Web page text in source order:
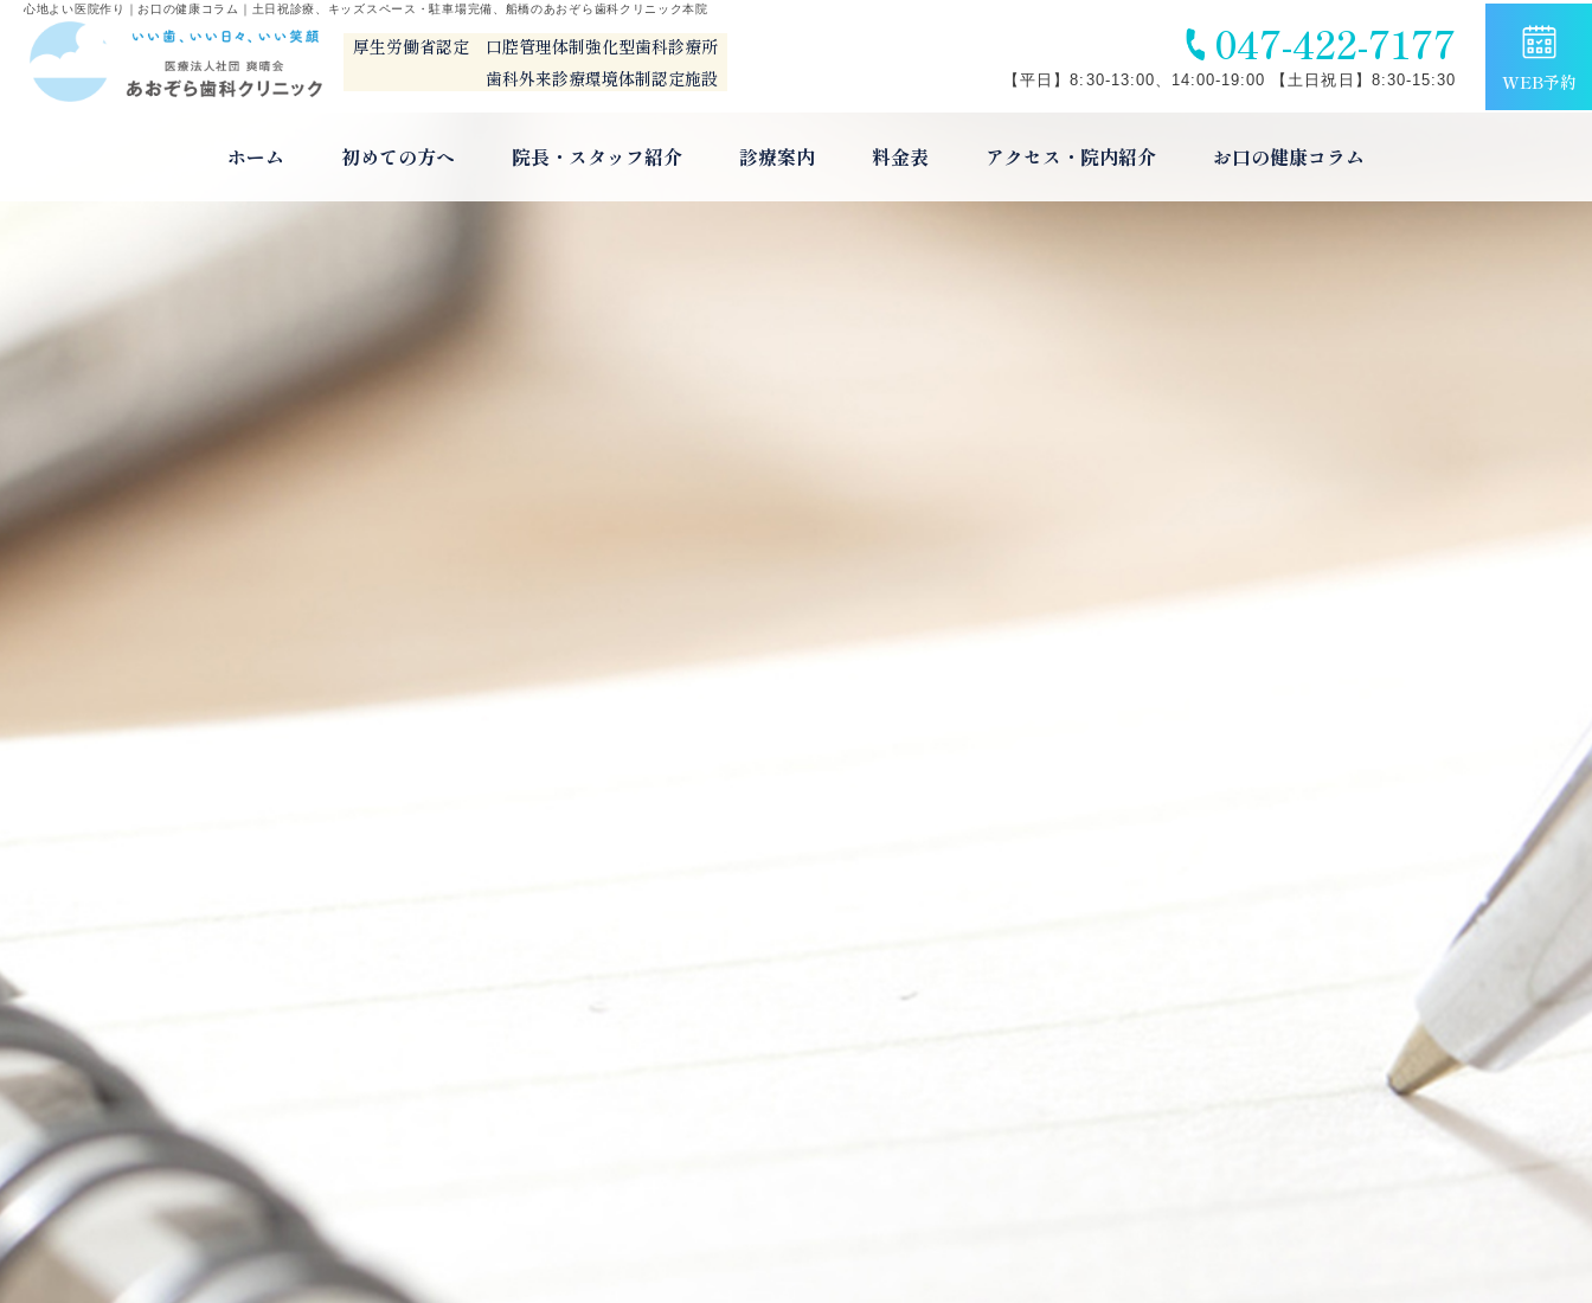
心地よい医院作り｜お口の健康コラム｜土日祝診療、キッズスペース・駐車場完備、船橋のあおぞら歯科クリニック本院
厚生労働省認定 口腔管理体制強化型歯科診療所
歯科外来診療環境体制認定施設
047-422-7177
【平日】8:30-13:00、14:00-19:00 【土日祝日】8:30-15:30 WEB予約
ホーム 初めての方へ 院長・スタッフ紹介 診療案内 料金表 アクセス・院内紹介 お口の健康コラム